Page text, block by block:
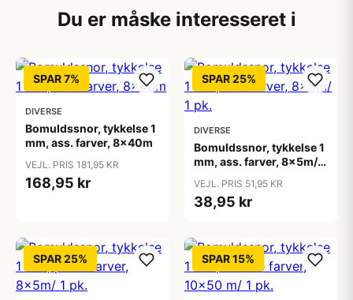
Du er måske interesseret i
SPAR 7%
DIVERSE
Bomuldssnor, tykkelse 1
mm, ass. farver, 8x40m
VEJL. PRIS 181,95 KR
168,95 kr
SPAR 25%
DIVERSE
Bomuldssnor, tykkelse 1
mm, ass. farver, 8x5m/ 1
VEJL. PRIS 51,95 KR
38,95 kr
SPAR 25% SPAR 15%